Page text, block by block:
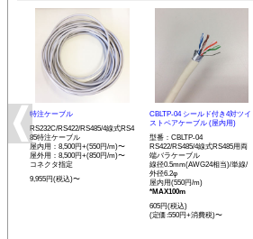
特注ケーブル
RS232C/RS422/RS485/4線式RS4
85特注ケーブル
屋内用：8,500円+(550円/m)〜
屋外用：8,500円+(850円/m)〜
コネクタ指定
9,955円(税込)〜
CBLTP-04 シールド付き4対ツイ
ストペアケーブル (屋内用)
型番：CBLTP-04
RS422/RS485/4線式RS485用両
端バラケーブル
線径0.5mm(AWG24相当)/単線/
外径6.2φ
屋内用(550円/m)
*MAX100m
605円(税込)
(定価:550円+消費税)〜